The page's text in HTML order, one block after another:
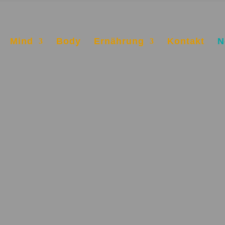
Mind Body Ernährung Kontakt